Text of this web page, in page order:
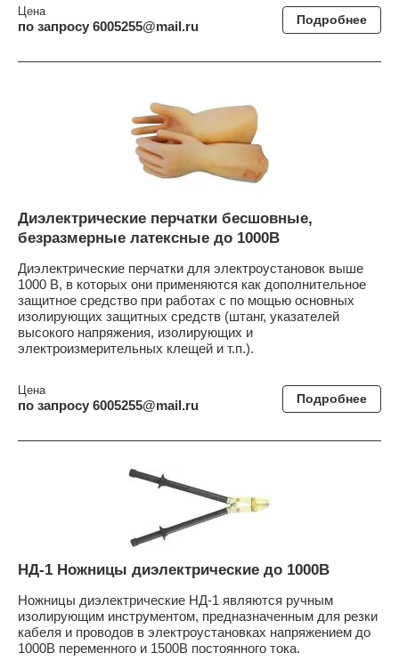
Цена
по запросу 6005255@mail.ru Подробнее
Диэлектрические перчатки бесшовные,
безразмерные латексные до 1000В
Диэлектрические перчатки для электроустановок выше
1000 В, в которых они применяются как дополнительное
защитное средство при работах с по мощью основных
изолирующих защитных средств (штанг, указателей
высокого напряжения, изолирующих и
электроизмерительных клещей и т.п.).
Цена
по запросу 6005255@mail.ru Подробнее
НД-1 Ножницы диэлектрические до 1000В
Ножницы диэлектрические НД-1 являются ручным
изолирующим инструментом, предназначенным для резки
кабеля и проводов в электроустановках напряжением до
1000В переменного и 1500В постоянного тока.